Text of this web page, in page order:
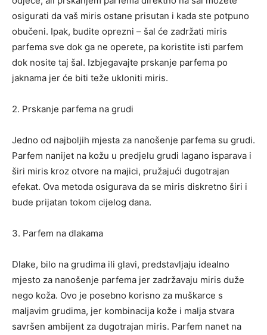
osigurati da vaš miris ostane prisutan i kada ste potpuno
obučeni. Ipak, budite oprezni – šal će zadržati miris
parfema sve dok ga ne operete, pa koristite isti parfem
dok nosite taj šal. Izbjegavajte prskanje parfema po
jaknama jer će biti teže ukloniti miris.
2. Prskanje parfema na grudi
Jedno od najboljih mjesta za nanošenje parfema su grudi.
Parfem nanijet na kožu u predjelu grudi lagano isparava i
širi miris kroz otvore na majici, pružajući dugotrajan
efekat. Ova metoda osigurava da se miris diskretno širi i
bude prijatan tokom cijelog dana.
3. Parfem na dlakama
Dlake, bilo na grudima ili glavi, predstavljaju idealno
mjesto za nanošenje parfema jer zadržavaju miris duže
nego koža. Ovo je posebno korisno za muškarce s
maljavim grudima, jer kombinacija kože i malja stvara
savršen ambijent za dugotrajan miris. Parfem nanet na